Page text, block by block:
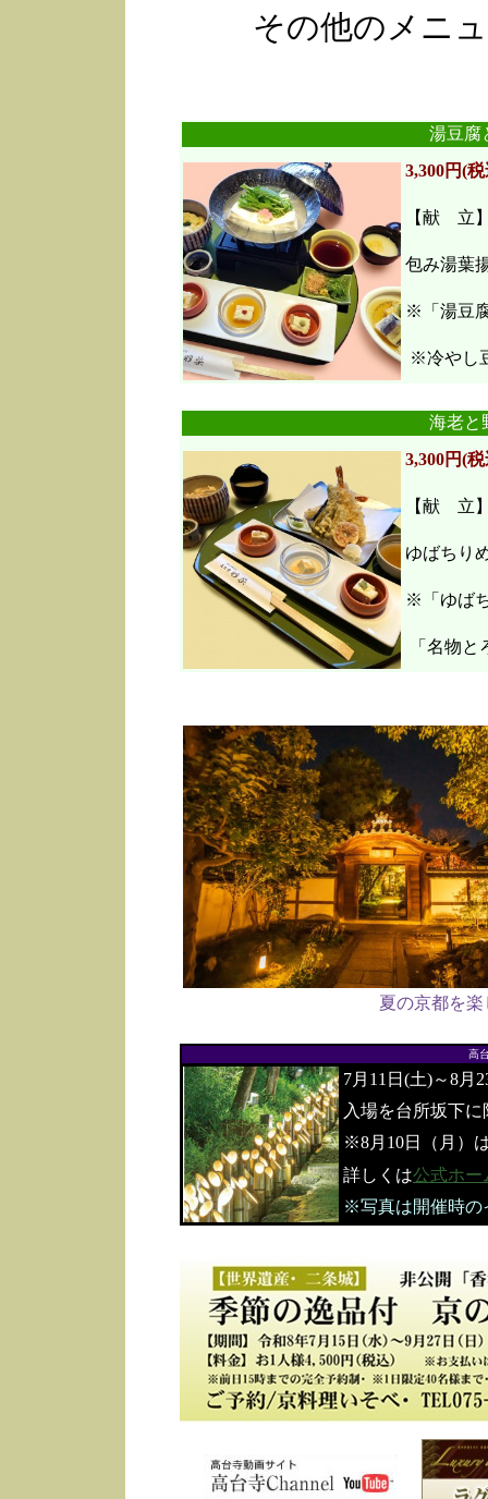
その他のメニ
湯豆腐
3,300円(
【献 立
包み湯葉
※「湯豆
※冷やし
海老
3,300円(
【献 立
ゆばちり
※「ゆば
「名物と
夏の京都を
高
7月11日(土)～8月
入場を台所坂下
※8月10日（月）
詳しくは公式ホー
※写真は開催時の